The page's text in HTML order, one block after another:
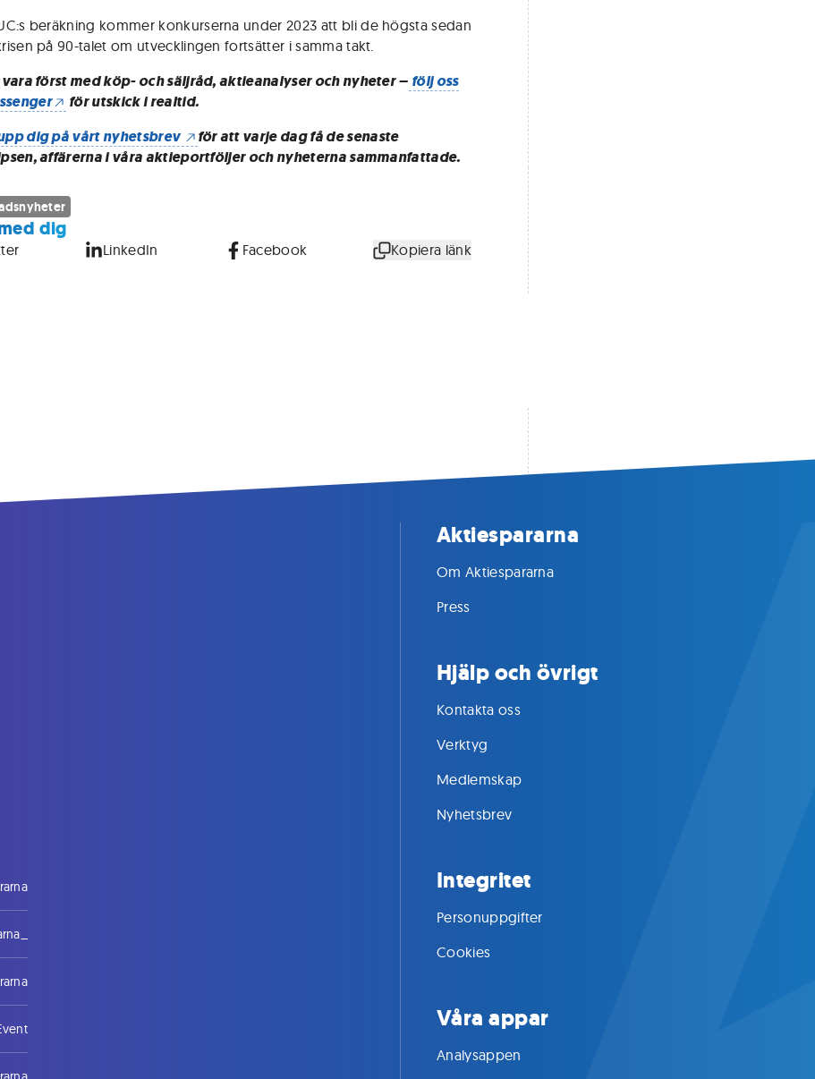
beräkning kommer konkurserna under 2023 att bli de högsta sedan
på 90-talet om utvecklingen fortsätter i samma takt.
först med köp- och säljråd, aktieanalyser och nyheter – följ oss
för utskick i realtid.
dig på vårt nyhetsbrev
för att varje dag få de senaste
affärerna i våra aktieportföljer och nyheterna sammanfattade.
dig
LinkedIn Facebook Kopiera länk
Aktiespararna
Om Aktiespararna
Press
Hjälp och övrigt
Kontakta oss
Verktyg
Medlemskap
Nyhetsbrev
Integritet
Personuppgifter
Cookies
Våra appar
Analysappen